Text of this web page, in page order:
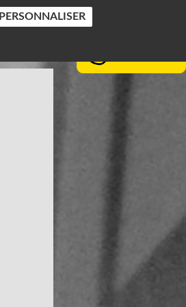
PERSONNALISER